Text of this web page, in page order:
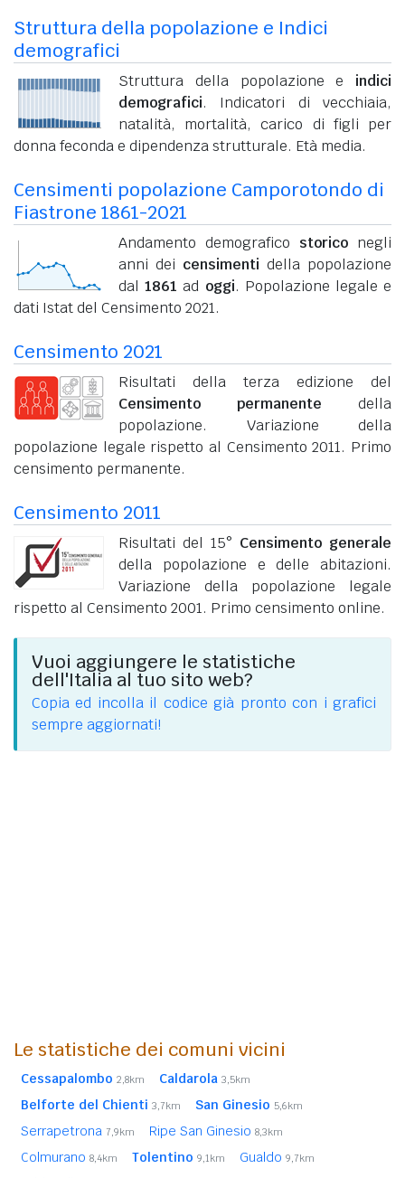
Struttura della popolazione e Indici
demografici
Struttura della popolazione e indici
demografici. Indicatori di vecchiaia,
natalità, mortalità, carico di figli per
donna feconda e dipendenza strutturale. Età media.
Censimenti popolazione Camporotondo di
Fiastrone 1861-2021
Andamento demografico storico negli
anni dei censimenti della popolazione
dal1861 ad oggi. Popolazione legale e
dati Istat del Censimento 2021.
Censimento 2021
Risultati della terza edizione del
Censimento permanente della
popolazione. Variazione della
popolazione legale rispetto al Censimento 2011. Primo
censimento permanente.
Censimento 2011
Risultati del 15° Censimento generale
della popolazione e delle abitazioni.
Variazione della popolazione legale
rispetto al Censimento 2001. Primo censimento online.
Vuoi aggiungere le statistiche
dell'Italia al tuo sito web?
Copia ed incolla il codice già pronto con i grafici
sempre aggiornati!
Le statistiche dei comuni vicini
Cessapalombo 2,8km Caldarola 3,5km
Belforte del Chienti 3,7km San Ginesio 5,6km
Serrapetrona 7,9km Ripe San Ginesio 8,3km
Colmurano 8,4km Tolentino 9,1km Gualdo 9,7km